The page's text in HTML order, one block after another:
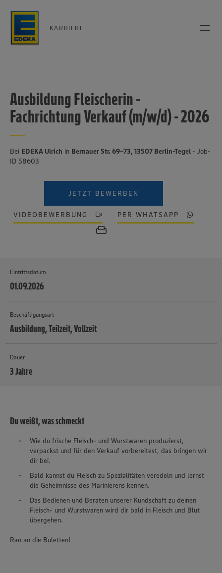
KARRIERE
Ausbildung Fleischerin -
Fachrichtung Verkauf (m/w/d) - 2026
Bei EDEKA Ulrich in Bernauer Str. 69-73, 13507 Berlin-Tegel - Job-
ID 58603
JETZT BEWERBEN
VIDEOBEWERBUNG PER WHATSAPP
Eintrittsdatum
01.09.2026
Beschäftigungsart
Ausbildung, Teilzeit, Vollzeit
Dauer
3 Jahre
Du weißt, was schmeckt
Wie du frische Fleisch- und Wurstwaren produzierst,
verpackst und für den Verkauf vorbereitest, das bringen wir
dir bei.
Bald kannst du Fleisch zu Spezialitäten veredeln und lernst
die Geheimnisse des Marinierens kennen.
Das Bedienen und Beraten unserer Kundschaft zu deinen
Fleisch- und Wurstwaren wird dir bald in Fleisch und Blut
übergehen.
Ran an die Buletten!